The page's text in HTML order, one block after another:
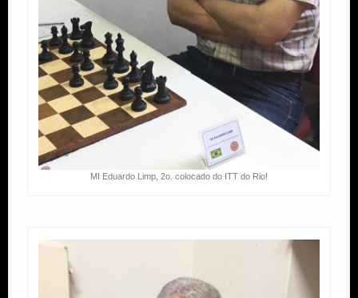
MI Eduardo Limp, 2o. colocado do ITT do Rio!